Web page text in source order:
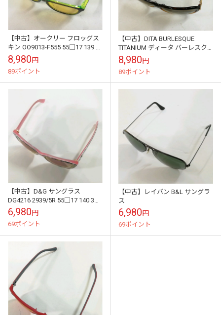
【中古】オークリー フロッグス
キン OO9013-F555 55□17 139 サ
ングラス
8,980円
89ポイント
【中古】DITA BURLESQUE
TITANIUM ディータ バーレスク
チタニウム サングラス バネ蝶番
8,980円
89ポイント
【中古】D&G サングラス
DG4216 2939/5R 55□17 140 3N
花柄×ピンク
6,980円
69ポイント
【中古】レイバン B&L サングラ
ス
6,980円
69ポイント